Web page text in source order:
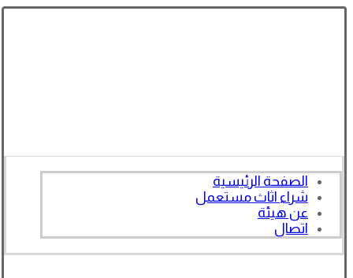
الصفحة الرئيسية
شراء اثاث مستعمل
عن هيئة
اتصال